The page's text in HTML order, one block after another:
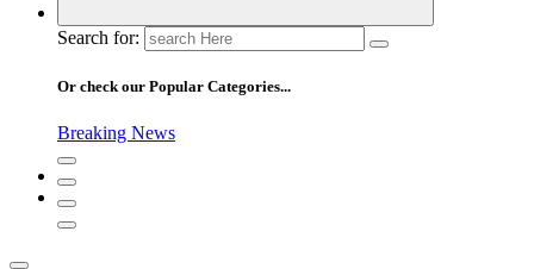
Search for:
Or check our Popular Categories...
Breaking News